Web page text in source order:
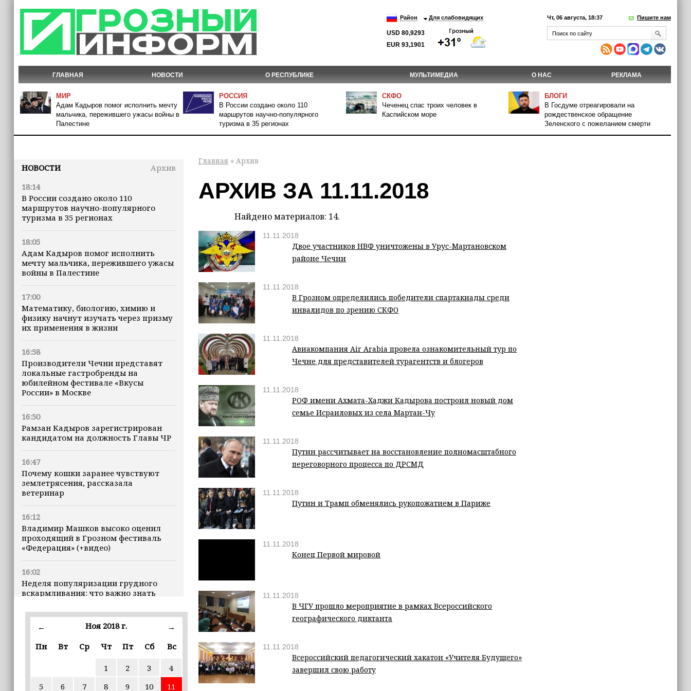
Район Для слабовидящих
USD 80,9293
EUR 93,1901
Чт, 06 августа, 18:37 Пишите нам
ГЛАВНАЯ НОВОСТИ О РЕСПУБЛИКЕ МУЛЬТИМЕДИА О НАС РЕКЛАМА
МИР
Адам Кадыров помог исполнить мечту
мальчика, пережившего ужасы войны в
Палестине
РОССИЯ
В России создано около 110
маршрутов научно-популярного
туризма в 35 регионах
СКФО
Чеченец спас троих человек в
Каспийском море
БЛОГИ
В Госдуме отреагировали на
рождественское обращение
Зеленского с пожеланием смерти
НОВОСТИ
Архив
18:14
В России создано около 110
маршрутов научно-популярного
туризма в 35 регионах
18:05
Адам Кадыров помог исполнить
мечту мальчика, пережившего ужасы
войны в Палестине
17:00
Математику, биологию, химию и
физику начнут изучать через призму
их применения в жизни
16:58
Производители Чечни представят
локальные гастробренды на
юбилейном фестивале «Вкусы
России» в Москве
16:50
Рамзан Кадыров зарегистрирован
кандидатом на должность Главы ЧР
16:47
Почему кошки заранее чувствуют
землетрясения, рассказала
ветеринар
16:12
Владимир Машков высоко оценил
проходящий в Грозном фестиваль
«Федерация» (+видео)
16:02
Неделя популяризации грудного
вскармливания: что важно знать
15:39
Республике серию спортивных
← Ноя 2018 г.
→
Пн
Вт Ср Чт Пт Сб Вс
1 2 3
4
5
6 7 8 9 10 11
Главная » Архив
АРХИВ ЗА 11.11.2018
Найдено материалов: 14.
11.11.2018
Двое участников НВФ уничтожены в Урус-Мартановском
районе Чечни
11.11.2018
В Грозном определились победители спартакиады среди
инвалидов по зрению СКФО
11.11.2018
Авиакомпания Air Arabia провела ознакомительный тур по
Чечне для представителей турагентств и блогеров
11.11.2018
РОФ имени Ахмата-Хаджи Кадырова построил новый дом
семье Исраиловых из села Мартан-Чу
11.11.2018
Путин рассчитывает на восстановление полномасштабного
переговорного процесса по ДРСМД
11.11.2018
Путин и Трамп обменялись рукопожатием в Париже
11.11.2018
Конец Первой мировой
11.11.2018
В ЧГУ прошло мероприятие в рамках Всероссийского
географического диктанта
11.11.2018
Всероссийский педагогический хакатон «Учителя Будущего»
завершил свою работу